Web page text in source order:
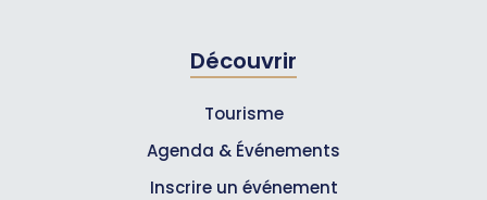
Découvrir
Tourisme
Agenda & Événements
Inscrire un événement